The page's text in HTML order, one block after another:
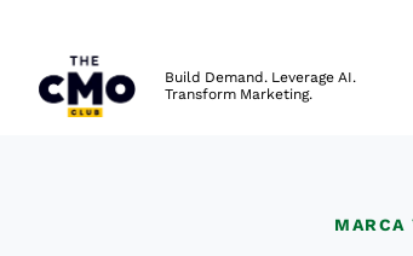
Build Demand. Leverage AI.
Transform Marketing.
MARCA